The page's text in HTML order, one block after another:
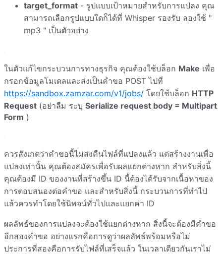
target_format - รูปแบบเป้าหมายสำหรับการแปลง คุณ
สามารถเลือกรูปแบบใดก็ได้ที่ Whisper รองรับ ลองใช้ "
mp3 " เป็นตัวอย่าง
ในตัวแก้ไขกระบวนการทางธุรกิจ คุณต้องใช้บล็อก Make เพื่อ
กรอกข้อมูลโมเดลและส่งเป็นคำขอ POST ไปที่
https://sandbox.zamzar.com/v1/jobs/ โดยใช้บล็อก HTTP
Request (อย่าลืม ระบุ Serialize request body = Multipart
Form )
ควรสังเกตว่าคำขอนี้ไม่ส่งคืนไฟล์ที่แปลงแล้ว แต่สร้างงานเพื่อ
แปลงเท่านั้น คุณต้องสมัครเพื่อรับผลแยกต่างหาก สำหรับสิ่งนี้
คุณต้องมี ID ของงานที่สร้างขึ้น ID นี้ต้องได้รับจากเนื้อหาของ
การตอบสนองต่อคำขอ และสำหรับสิ่งนี้ กระบวนการที่ทำไป
แล้วควรทำโดยใช้นิพจน์ทั่วไปและแยกค่า ID
ผลลัพธ์ของการแปลงจะต้องใช้แยกต่างหาก สิ่งนี้จะต้องมีคำขอ
อีกสองคำขอ อย่างแรกคือการดูว่าผลลัพธ์พร้อมหรือไม่
ประการที่สองคือการรับไฟล์ที่เสร็จแล้ว ในเวลาเดียวกันเราไม่